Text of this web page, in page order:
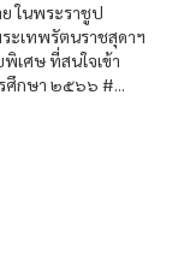
ในพระราชูป
ะเทพรัตนราชสุดาฯ
เศษ ที่สนใจเข้า
ศึกษา ๒๕๖๖ #...